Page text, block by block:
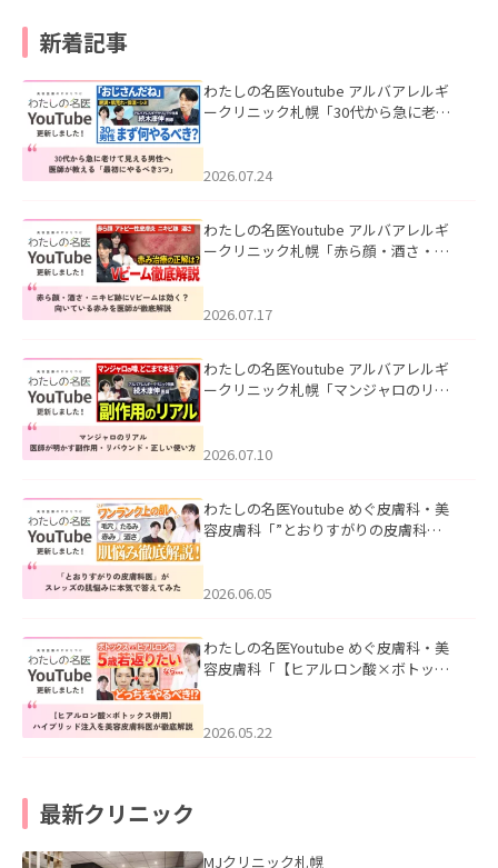
新着記事
わたしの名医Youtube アルバアレルギ
ークリニック札幌「30代から急に老け
た。
2026.07.24
わたしの名医Youtube アルバアレルギ
ークリニック札幌「赤ら顔・酒さ・ニ
した。
2026.07.17
わたしの名医Youtube アルバアレルギ
ークリニック札幌「マンジャロのリア
た。
2026.07.10
わたしの名医Youtube めぐ皮膚科・美
容皮膚科「”とおりすがりの皮膚科
2026.06.05
わたしの名医Youtube めぐ皮膚科・美
容皮膚科「【ヒアルロン酸×ボトック
た。
2026.05.22
最新クリニック
MJクリニック札幌